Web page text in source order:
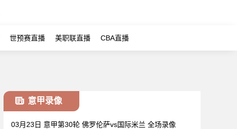
世预赛直播 美职联直播 CBA直播
意甲录像
03月23日 意甲第30轮 佛罗伦萨vs国际米兰 全场录像